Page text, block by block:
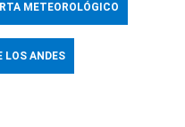
METEOROLÓGICO
LOS ANDES